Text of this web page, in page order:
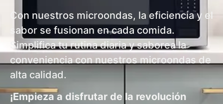
Con nuestros microondas, la eficiencia y el
sabor se fusionan en cada comida.
Simplifica tu rutina diaria y saborea la
conveniencia con nuestros microondas de
alta calidad.
¡Empieza a disfrutar de la revolución